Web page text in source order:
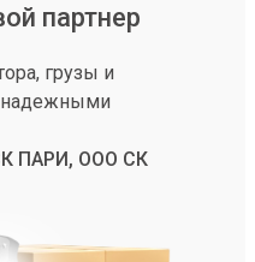
партнер
грузы и
надежными
ПАРИ, ООО СК